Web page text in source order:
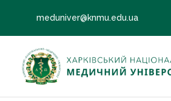
meduniver@knmu.edu.ua